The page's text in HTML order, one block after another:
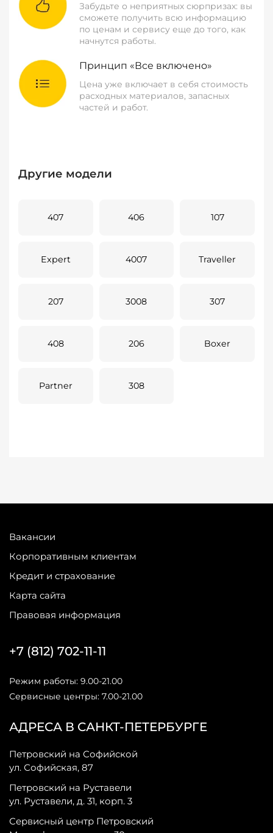
Забудьте о неприятных сюрпризах: вы
сможете получить всю информацию
по ценам и сервису еще до того, как
начнутся работы.
Принцип «Все включено»
Цена уже включает в себя стоимость
расходных материалов, запасных
частей и работ.
Другие модели
407 406 107
Expert 4007 Traveller
207 3008 307
408 206 Boxer
Partner 308
Вакансии
Корпоративным клиентам
Кредит и страхование
Карта сайта
Правовая информация
АДРЕСА В САНКТ-ПЕТЕРБУРГЕ
Петровский на Софийской
ул. Софийская, 87
Петровский на Руставели
ул. Руставели, д. 31, корп. 3
Сервисный центр Петровский
+7 (812) 702-11-11
Режим работы: 9.00-21.00
Сервисные центры: 7.00-21.00